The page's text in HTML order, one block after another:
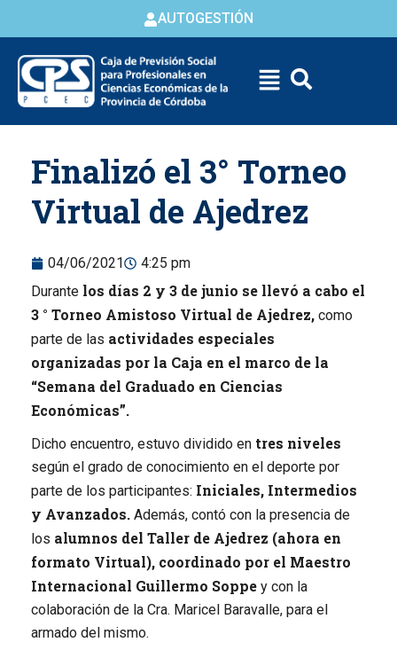
AUTOGESTIÓN
content
Finalizó el 3° Torneo
Virtual de Ajedrez
04/06/2021
4:25 pm
Durante los días 2 y 3 de junio se llevó a cabo el
3 ° Torneo Amistoso Virtual de Ajedrez, como
parte de las actividades especiales
organizadas por la Caja en el marco de la
“Semana del Graduado en Ciencias
Económicas”.
Dicho encuentro, estuvo dividido en tres niveles
según el grado de conocimiento en el deporte por
parte de los participantes: Iniciales, Intermedios
y Avanzados. Además, contó con la presencia de
los alumnos del Taller de Ajedrez (ahora en
formato Virtual), coordinado por el Maestro
Internacional Guillermo Soppe y con la
colaboración de la Cra. Maricel Baravalle, para el
armado del mismo.